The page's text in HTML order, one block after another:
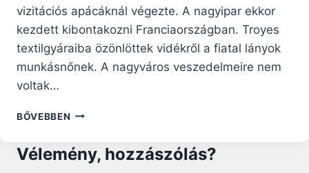
vizitációs apácáknál végezte. A nagyipar ekkor
kezdett kibontakozni Franciaországban. Troyes
textilgyáraiba özönlöttek vidékről a fiatal lányok
munkásnőnek. A nagyváros veszedelmeire nem
voltak…
BŐVEBBEN AVIAT
LEONIA,
Vélemény, hozzászólás?